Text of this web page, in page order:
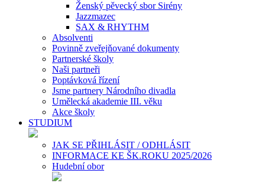
Ženský pěvecký sbor Sirény
Jazzmazec
SAX & RHYTHM
Absolventi
Povinně zveřejňované dokumenty
Partnerské školy
Naši partneři
Poptávková řízení
Jsme partnery Národního divadla
Umělecká akademie III. věku
Akce školy
STUDIUM
JAK SE PŘIHLÁSIT / ODHLÁSIT
INFORMACE KE ŠK.ROKU 2025/2026
Hudební obor